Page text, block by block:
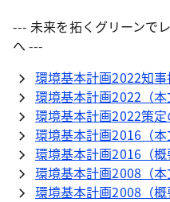
--- 未来を拓くグリーンで
へ ---
環境基本計画2022知
環境基本計画2022（本
環境基本計画2022策
環境基本計画2016（本
環境基本計画2016（概
環境基本計画2008（本
環境基本計画2008（概